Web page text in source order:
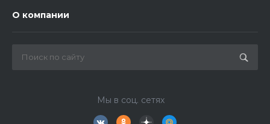
О компании
Мы в соц. сетях